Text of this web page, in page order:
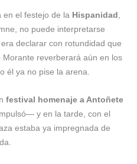
en el festejo de la Hispanidad
no puede interpretarse
declarar con rotundidad que
reverberará aún en los
él ya no pise la arena.
festival homenaje a Antoñete
y en la tarde, con el
estaba ya impregnada de